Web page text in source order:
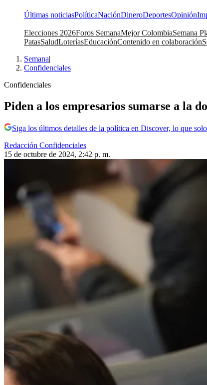
Últimas noticiasPolíticaNaciónDineroDeportesOpinión
Elecciones 2026Foros SemanaMejor ColombiaSemana
PatasSaludLoteríasEducaciónContenido en colaboración
Semana|
Confidenciales
Confidenciales
Piden a los empresarios sumarse a la
Siga los últimos detalles de la política en Discover, lo que
Redacción Confidenciales
15 de octubre de 2024, 2:42 p. m.